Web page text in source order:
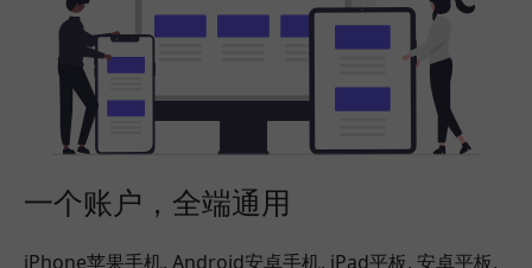
一个账户，全端通用
iPhone苹果手机, Android安卓手机, iPad平板, 安卓平板,